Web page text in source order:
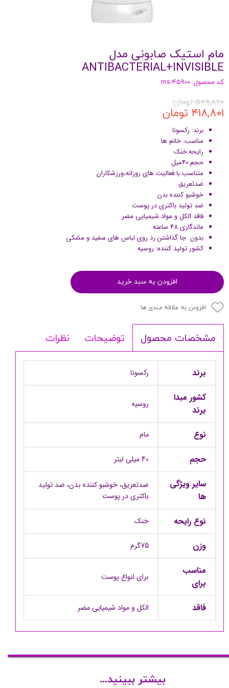
مام استیک صابونی مدل
ANTIBACTERIAL+INVISIBLE
کد محصول: ms-45900
۵۸۹,۸۶۰ تومان
۴۱۸,۸۰۱ تومان
برند: رکسونا
مناسب: خانم ها
رایحه:خنک
حجم:40میل
متناسب با فعالیت های روزانه،ورزشکاران
ضدتعریق
خوشبو کننده بدن
ضد تولید باکتری در پوست
فاقد الکل و مواد شیمیایی مضر
ماندگاری 48 ساعته
بدون جا گذاشتن رد روی لباس های سفید و مشکی
کشور تولید کننده: روسیه
افزودن به سبد خرید
افزودن به علاقه مندی ها
مشخصات محصول توضیحات نظرات
برند رکسونا
کشور مبدا
برند
روسیه
نوع مام
حجم 40 میلی لیتر
سایر ویژگی
ها
ضدتعریق، خوشبو کننده بدن، ضد تولید
باکتری در پوست
نوع رایحه خنک
وزن 75گرم
مناسب
برای
برای انواع پوست
فاقد الکل و مواد شیمیایی مضر
بیشتر ببینید...